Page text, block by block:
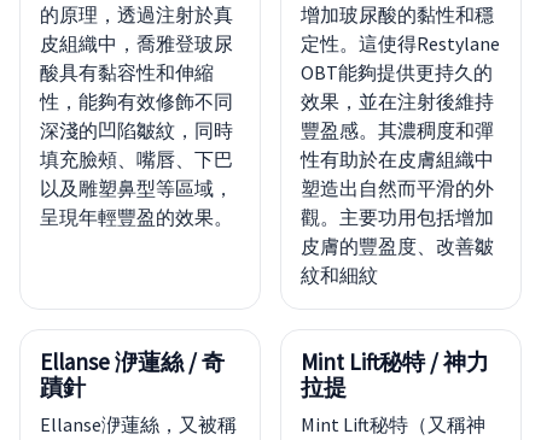
的原理，透過注射於真
皮組織中，喬雅登玻尿
酸具有黏容性和伸縮
性，能夠有效修飾不同
深淺的凹陷皺紋，同時
填充臉頰、嘴唇、下巴
以及雕塑鼻型等區域，
呈現年輕豐盈的效果。
增加玻尿酸的黏性和穩
定性。這使得Restylane
OBT能夠提供更持久的
效果，並在注射後維持
豐盈感。其濃稠度和彈
性有助於在皮膚組織中
塑造出自然而平滑的外
觀。主要功用包括增加
皮膚的豐盈度、改善皺
紋和細紋
Ellanse 洢蓮絲 / 奇
蹟針
Ellanse洢蓮絲，又被稱
Mint Lift秘特 / 神力
拉提
Mint Lift秘特（又稱神